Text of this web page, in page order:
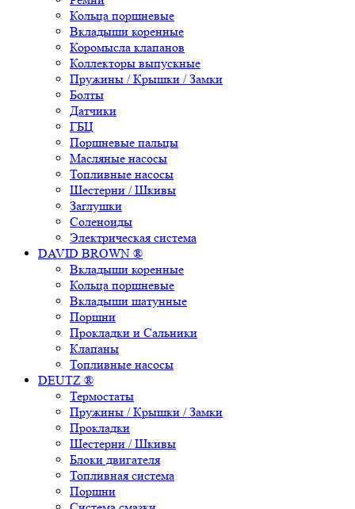
Кольца поршневые
Вкладыши коренные
Коромысла клапанов
Коллекторы выпускные
Пружины / Крышки / Замки
Болты
Датчики
ГБЦ
Поршневые пальцы
Масляные насосы
Топливные насосы
Шестерни / Шкивы
Заглушки
Соленоиды
Электрическая система
DAVID BROWN ®
Вкладыши коренные
Кольца поршневые
Вкладыши шатунные
Поршни
Прокладки и Сальники
Клапаны
Топливные насосы
DEUTZ ®
Термостаты
Пружины / Крышки / Замки
Прокладки
Шестерни / Шкивы
Блоки двигателя
Топливная система
Поршни